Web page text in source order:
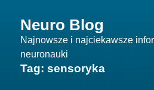
Neuro Blog
Najnowsze i najciekawsze
neuronauki
Tag: sensoryka